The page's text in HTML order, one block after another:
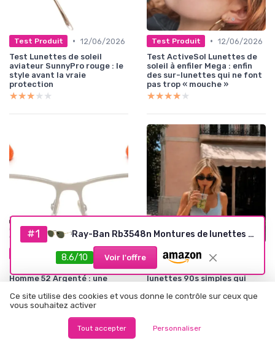
#1 Ray-Ban Rb3548n Montures de lunettes Homme (lot de 1) 51 Or
8.6/10 Voir l'offre
Test Produit • 12/06/2026
Test Lunettes de soleil
aviateur SunnyPro rouge : le
style avant la vraie
protection
★★★★★
★★★★★
Test Produit • 12/06/2026
Test ActiveSol Lunettes de
soleil à enfiler Mega : enfin
des sur-lunettes qui ne font
pas trop « mouche »
★★★★★
★★★★★
Test Produit • 12/06/2026
Test Police Lunettes Carré
Homme 52 Argenté : une
chichi
★★★★★
★★★★★
Test Produit •
Test Liora Olivia : des petites
lunettes 90s simples qui
★★★★★
★★★★★
Ce site utilise des cookies et vous donne le contrôle sur ceux que
vous souhaitez activer
Tout accepter Personnaliser